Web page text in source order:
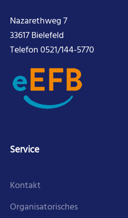
Nazarethweg 7
33617 Bielefeld
Telefon 0521/144-5770
Service
Kontakt
Organisatorisches